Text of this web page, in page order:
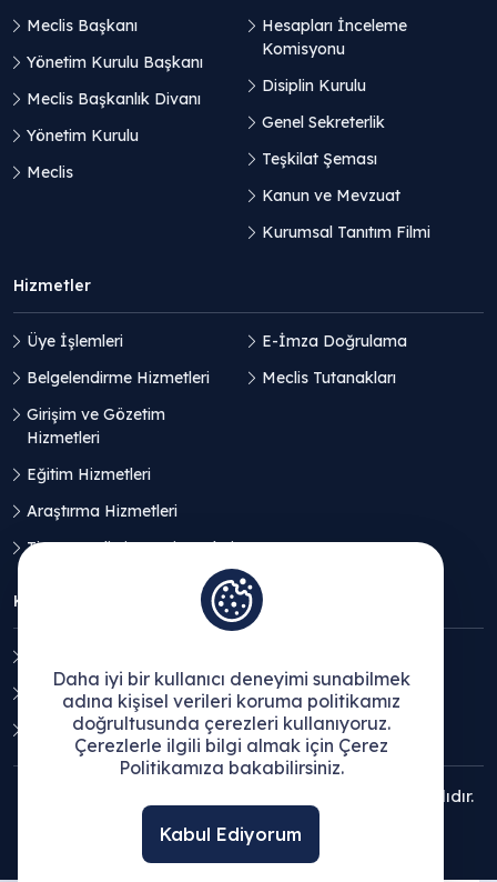
Meclis Başkanı
Yönetim Kurulu Başkanı
Meclis Başkanlık Divanı
Yönetim Kurulu
Meclis
Hesapları İnceleme
Komisyonu
Disiplin Kurulu
Genel Sekreterlik
Teşkilat Şeması
Kanun ve Mevzuat
Kurumsal Tanıtım Filmi
Hizmetler
Üye İşlemleri
Belgelendirme Hizmetleri
Girişim ve Gözetim
Hizmetleri
Eğitim Hizmetleri
Araştırma Hizmetleri
Ticaret Geliştirme Hizmetleri
E-İmza Doğrulama
Meclis Tutanakları
KVKK
Açık Rıza Beyanı
Çerez Politikası
© 2025 Ege Bölgesi Sanayi Odası - Tüm hakları saklıdır.
Daha iyi bir kullanıcı deneyimi sunabilmek
adına kişisel verileri koruma politikamız
doğrultusunda çerezleri kullanıyoruz.
Çerezlerle ilgili bilgi almak için Çerez
Politikamıza bakabilirsiniz.
Kabul Ediyorum